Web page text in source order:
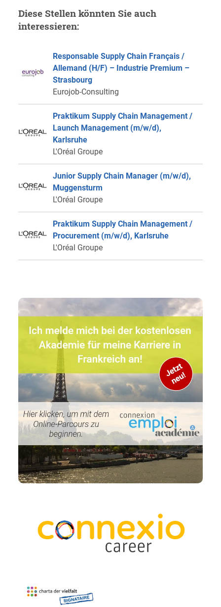
Diese Stellen könnten Sie auch
interessieren:
Responsable Supply Chain Français /
Allemand (H/F) – Industrie Premium –
Strasbourg
Eurojob-Consulting
Praktikum Supply Chain Management /
Launch Management (m/w/d),
Karlsruhe
L'Oréal Groupe
Junior Supply Chain Manager (m/w/d),
Muggensturm
L'Oréal Groupe
Praktikum Supply Chain Management /
Procurement (m/w/d), Karlsruhe
L'Oréal Groupe